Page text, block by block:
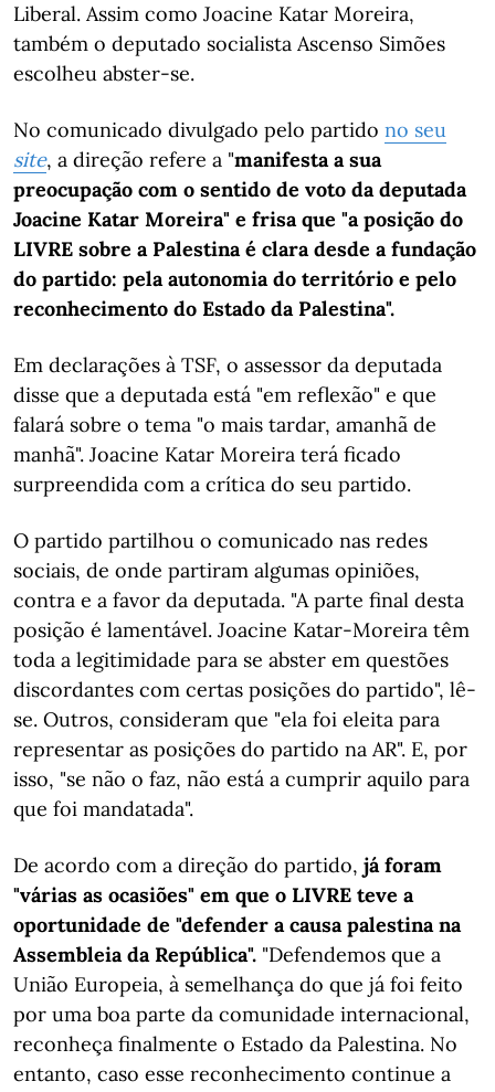
Liberal. Assim como Joacine Katar Moreira,
também o deputado socialista Ascenso Simões
escolheu abster-se.
No comunicado divulgado pelo partido no seu
site, a direção refere a "manifesta a sua
preocupação com o sentido de voto da deputada
Joacine Katar Moreira" e frisa que "a posição do
LIVRE sobre a Palestina é clara desde a fundação
do partido: pela autonomia do território e pelo
reconhecimento do Estado da Palestina".
Em declarações à TSF, o assessor da deputada
disse que a deputada está "em reflexão" e que
falará sobre o tema "o mais tardar, amanhã de
manhã". Joacine Katar Moreira terá ficado
surpreendida com a crítica do seu partido.
O partido partilhou o comunicado nas redes
sociais, de onde partiram algumas opiniões,
contra e a favor da deputada. "A parte final desta
posição é lamentável. Joacine Katar-Moreira têm
toda a legitimidade para se abster em questões
discordantes com certas posições do partido", lê-
se. Outros, consideram que "ela foi eleita para
representar as posições do partido na AR". E, por
isso, "se não o faz, não está a cumprir aquilo para
que foi mandatada".
De acordo com a direção do partido, já foram
"várias as ocasiões" em que o LIVRE teve a
oportunidade de "defender a causa palestina na
Assembleia da República". "Defendemos que a
União Europeia, à semelhança do que já foi feito
por uma boa parte da comunidade internacional,
reconheça finalmente o Estado da Palestina. No
entanto, caso esse reconhecimento continue a